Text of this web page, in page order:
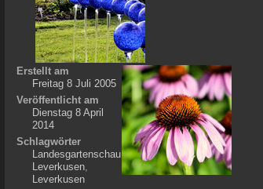
Erstellt am
Freitag 8 Juli 2005
Veröffentlicht am
Dienstag 8 April
2014
Schlagwörter
Landesgartenschau
Leverkusen,
Leverkusen